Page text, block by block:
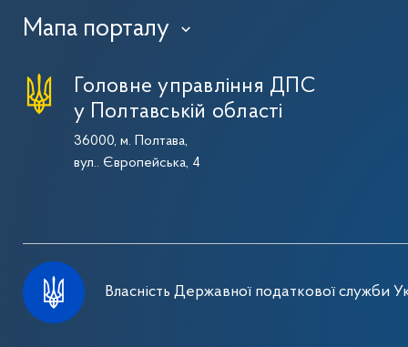
Мапа порталу ›
Головне управління ДПС
у Полтавській області
36000, м. Полтава,
вул.. Європейська, 4
Власність Державної податкової служби